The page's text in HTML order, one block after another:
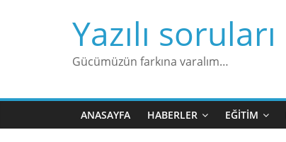
Yazılı soruları
Gücümüzün farkına varalım…
ANASAYFA HABERLER EĞITIM